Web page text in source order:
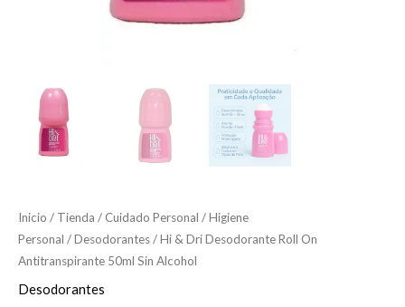
Inicio / Tienda / Cuidado Personal /Higiene
Personal /Desodorantes/ Hi & Dri Desodorante Roll On
Antitranspirante 50ml Sin Alcohol
Desodorantes